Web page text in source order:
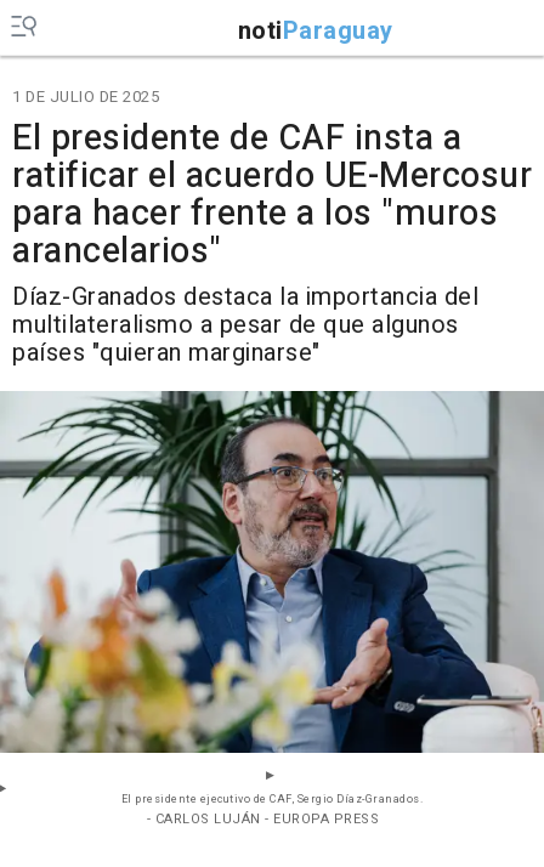
notiParaguay
1 DE JULIO DE 2025
El presidente de CAF insta a
ratificar el acuerdo UE-Mercosur
para hacer frente a los "muros
arancelarios"
Díaz-Granados destaca la importancia del
multilateralismo a pesar de que algunos
países "quieran marginarse"
El presidente ejecutivo de CAF, Sergio Díaz-Granados.
- CARLOS LUJÁN - EUROPA PRESS